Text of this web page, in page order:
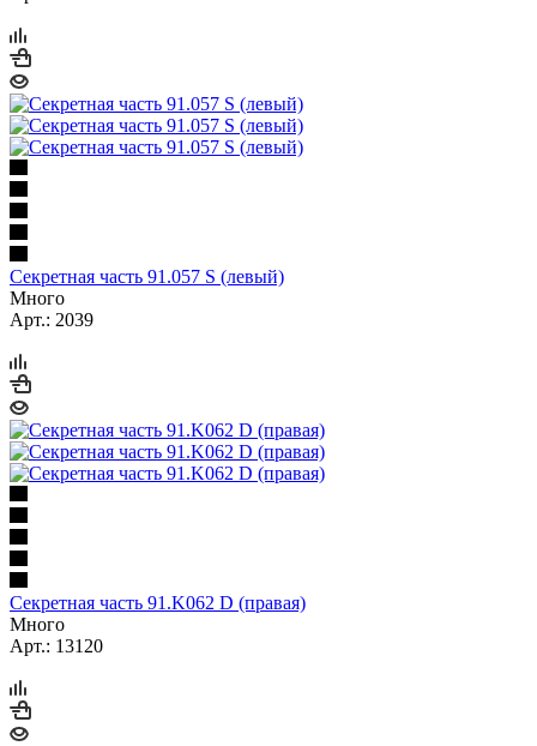
Секретная часть 91.057 S (левый)
Много
Арт.: 2039
Секретная часть 91.K062 D (правая)
Много
Арт.: 13120